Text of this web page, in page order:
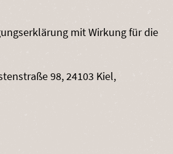
mit Wirkung für die
98, 24103 Kiel,